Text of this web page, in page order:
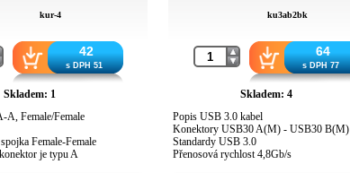
Wave S8500
Xperia X8
kur-4
42
s DPH 51
Skladem: 1
A, Female/Female
Female-Female
je typu A
ku3ab2bk
64
s DPH 77
Skladem: 4
Popis USB 3.0 kabel
Konektory USB30 A(M) - USB30 B(M)
Standardy USB 3.0
Přenosová rychlost 4,8Gb/s